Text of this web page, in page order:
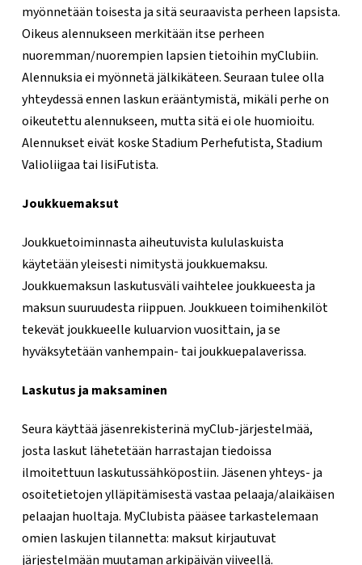
myönnetään toisesta ja sitä seuraavista perheen lapsista.
Oikeus alennukseen merkitään itse perheen
nuoremman/nuorempien lapsien tietoihin myClubiin.
Alennuksia ei myönnetä jälkikäteen. Seuraan tulee olla
yhteydessä ennen laskun erääntymistä, mikäli perhe on
oikeutettu alennukseen, mutta sitä ei ole huomioitu.
Alennukset eivät koske Stadium Perhefutista, Stadium
Valioliigaa tai IisiFutista.
Joukkuemaksut
Joukkuetoiminnasta aiheutuvista kululaskuista
käytetään yleisesti nimitystä joukkuemaksu.
Joukkuemaksun laskutusväli vaihtelee joukkueesta ja
maksun suuruudesta riippuen. Joukkueen toimihenkilöt
tekevät joukkueelle kuluarvion vuosittain, ja se
hyväksytetään vanhempain- tai joukkuepalaverissa.
Laskutus ja maksaminen
Seura käyttää jäsenrekisterinä myClub-järjestelmää,
josta laskut lähetetään harrastajan tiedoissa
ilmoitettuun laskutussähköpostiin. Jäsenen yhteys- ja
osoitetietojen ylläpitämisestä vastaa pelaaja/alaikäisen
pelaajan huoltaja. MyClubista pääsee tarkastelemaan
omien laskujen tilannetta: maksut kirjautuvat
järjestelmään muutaman arkipäivän viiveellä.